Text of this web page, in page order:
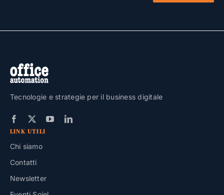
Tecnologie e strategie per il business digitale
LINK UTILI
Chi siamo
Contatti
Newsletter